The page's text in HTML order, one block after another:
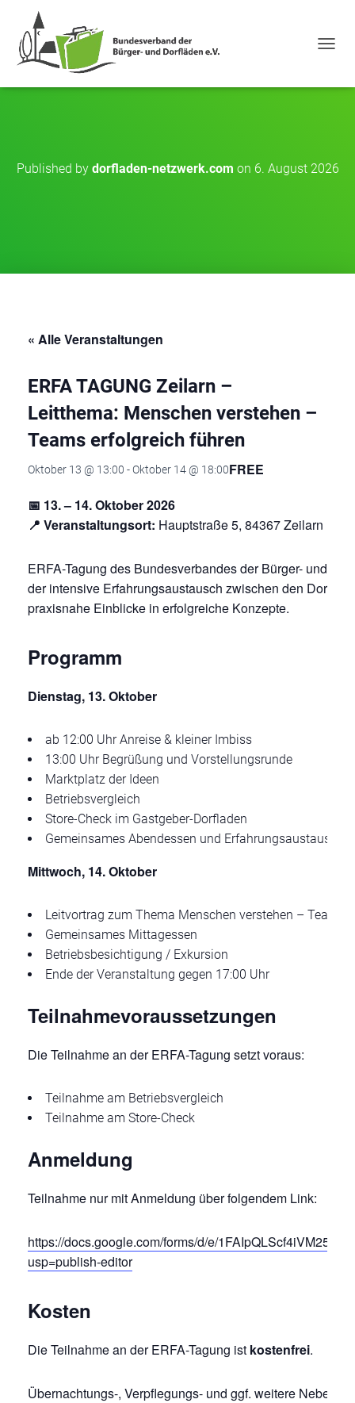
Published by dorfladen-netzwerk.com on 6. August 2026
« Alle Veranstaltungen
ERFA TAGUNG Zeilarn –
Leitthema: Menschen verstehen –
Teams erfolgreich führen
Oktober 13 @ 13:00 -Oktober 14 @ 18:00FREE
📅 13. – 14. Oktober 2026
📍 Veranstaltungsort: Hauptstraße 5, 84367 Zeilarn
ERFA-Tagung des Bundesverbandes der Bürger- und
der intensive Erfahrungsaustausch zwischen den
praxisnahe Einblicke in erfolgreiche Konzepte.
Programm
Dienstag, 13. Oktober
ab 12:00 Uhr Anreise & kleiner Imbiss
13:00 Uhr Begrüßung und Vorstellungsrunde
Marktplatz der Ideen
Betriebsvergleich
Store-Check im Gastgeber-Dorfladen
Gemeinsames Abendessen und Erfahrungsaustausch
Mittwoch, 14. Oktober
Leitvortrag zum Thema Menschen verstehen – Teams
Gemeinsames Mittagessen
Betriebsbesichtigung / Exkursion
Ende der Veranstaltung gegen 17:00 Uhr
Teilnahmevoraussetzungen
Die Teilnahme an der ERFA-Tagung setzt voraus:
Teilnahme am Betriebsvergleich
Teilnahme am Store-Check
Anmeldung
Teilnahme nur mit Anmeldung über folgendem Link:
https://docs.google.com/forms/d/e/
usp=publish-editor
Kosten
Die Teilnahme an der ERFA-Tagung ist kostenfrei.
Übernachtungs-, Verpflegungs- und ggf. weitere